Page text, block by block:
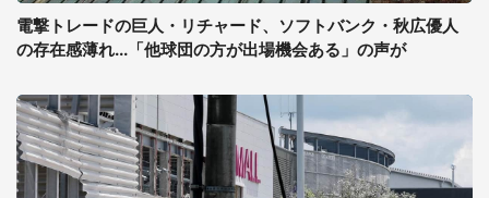
電撃トレードの巨人・リチャード、ソフトバンク・秋広優人
の存在感薄れ...「他球団の方が出場機会ある」の声が